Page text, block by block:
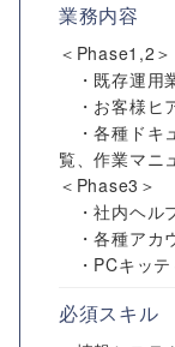
業務内容
＜Phase1,2＞
・既存運用
・お客様ヒ
・各種ドキ
覧、作業マニ
＜Phase3＞
・社内ヘル
・各種アカ
・PCキッテ
必須スキル